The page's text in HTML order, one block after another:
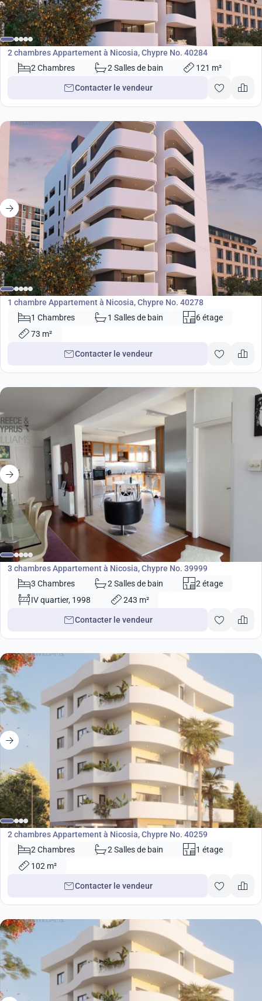
€350 000
Appartement
2 chambres Appartement à Nicosia, Chypre No. 40284
2 Chambres
2 Salles de bain 121 m²
Contacter le vendeur
€250 000
Appartement
1 chambre Appartement à Nicosia, Chypre No. 40278
1 Chambres
1 Salles de bain
6 étage
73 m²
Contacter le vendeur
€420 000
Appartement
3 chambres Appartement à Nicosia, Chypre No. 39999
3 Chambres
2 Salles de bain
2 étage
IV quartier, 1998
243 m²
Contacter le vendeur
€279 000
Appartement
2 chambres Appartement à Nicosia, Chypre No. 40259
2 Chambres
2 Salles de bain
1 étage
102 m²
Contacter le vendeur